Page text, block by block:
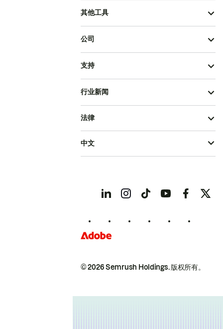
其他工具
公司
支持
行业新闻
© 2026 Semrush Holdings.版权所有。
法律
中文